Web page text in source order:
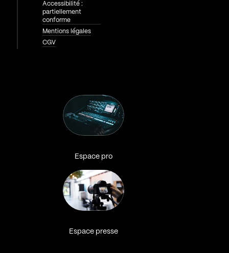
Accessibilité :
partiellement
conforme
Mentions légales
CGV
Espace pro
Espace presse